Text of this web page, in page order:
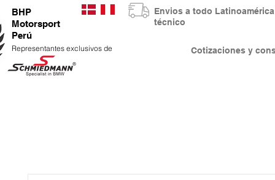
BHP
Motorsport
Perú
Representantes exclusivos de Cotizaciones y
Envios a todo
técnico